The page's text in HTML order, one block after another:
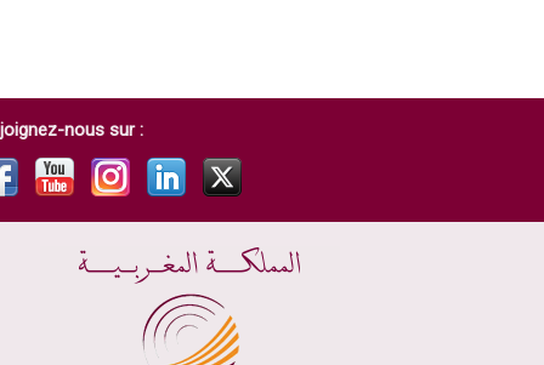
nous sur :